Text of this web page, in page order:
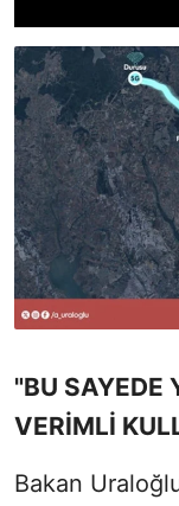
"BU SAYEDE
VERİMLİ
Bakan